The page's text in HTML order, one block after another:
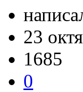
23
1685
0